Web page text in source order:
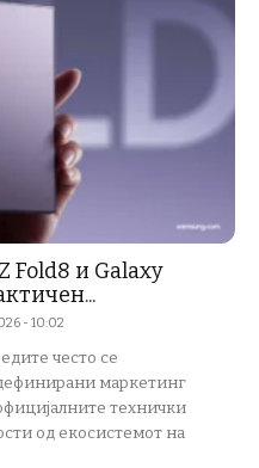
Fold8 и Galaxy
- 10:02
често се
маркетинг
технички
од екосистемот на